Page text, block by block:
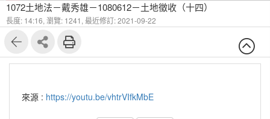
1072土地法－戴秀雄－1080612－土地徵收（十四）
長度: 14:16, 瀏覽: 1241, 最近修訂: 2021-09-22
來源 : https://youtu.be/vhtrVIfkMbE